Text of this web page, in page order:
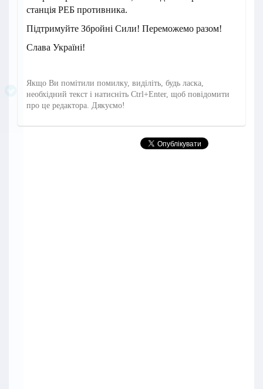
станція РЕБ противника.
Підтримуйте Збройні Сили! Переможемо разом!
Слава Україні!
Якщо Ви помітили помилку, виділіть, будь ласка,
необхідний текст і натисніть Ctrl+Enter, щоб повідомити
про це редактора. Дякуємо!